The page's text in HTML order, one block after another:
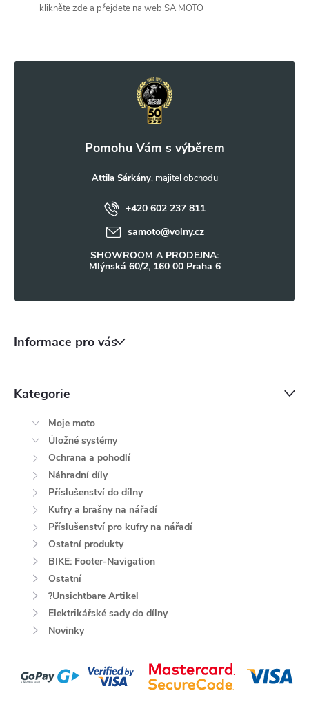
s
klikněte zde a přejdete na web SA MOTO
Attila Sárkány
+420 602 237 811
samoto@volny.cz
SHOWROOM A PRODEJNA:
Mlýnská 60/2, 160 00 Praha 6
Informace pro vás
Kategorie
Moje moto
Úložné systémy
Ochrana a pohodlí
Náhradní díly
Příslušenství do dílny
Kufry a brašny na nářadí
Příslušenství pro kufry na nářadí
Ostatní produkty
BIKE: Footer-Navigation
Ostatní
?Unsichtbare Artikel
Elektrikářské sady do dílny
Novinky